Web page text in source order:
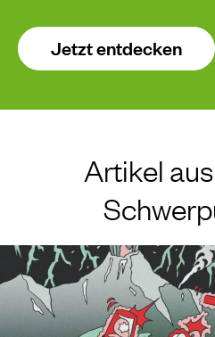
Jetzt entdecken
Artikel